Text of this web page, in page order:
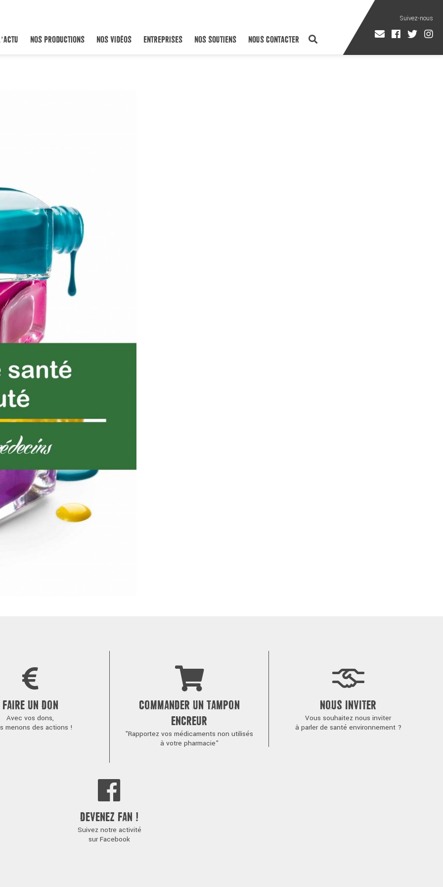
NOS PRODUCTIONS NOS VIDÉOS ENTREPRISES NOS SOUTIENS NOUS CONTACTER
FAIRE UN DON
Avec vos dons,
menons des actions !
COMMANDER UN TAMPON
ENCREUR
"Rapportez vos médicaments non utilisés
à votre pharmacie"
NOUS INVITER
Vous souhaitez nous inviter
à parler de santé environnement ?
DEVENEZ FAN !
Suivez notre activité
sur Facebook